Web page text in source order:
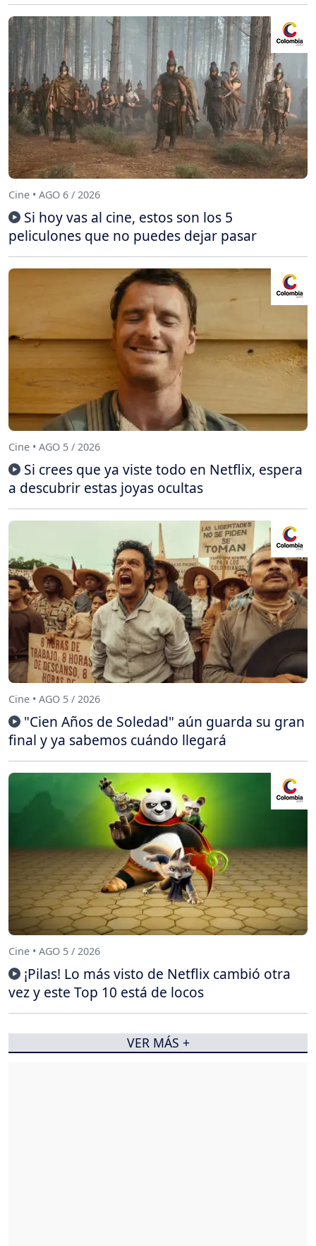
Cine • AGO 6 / 2026
Si hoy vas al cine, estos son los 5
peliculones que no puedes dejar pasar
Cine • AGO 5 / 2026
Si crees que ya viste todo en Netflix, espera
a descubrir estas joyas ocultas
Cine • AGO 5 / 2026
"Cien Años de Soledad" aún guarda su gran
final y ya sabemos cuándo llegará
Cine • AGO 5 / 2026
¡Pilas! Lo más visto de Netflix cambió otra
vez y este Top 10 está de locos
VER MÁS +